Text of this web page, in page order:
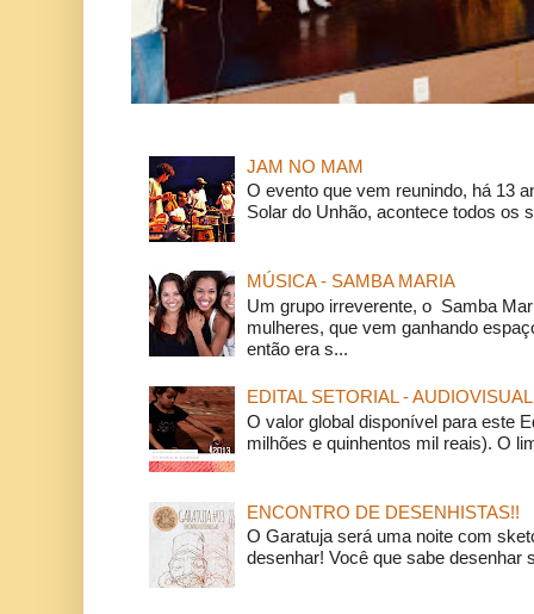
JAM NO MAM
O evento que vem reunindo, há 13
Solar do Unhão, acontece todos os
MÚSICA - SAMBA MARIA
Um grupo irreverente, o Samba
mulheres, que vem ganhando
então era s...
EDITAL SETORIAL - AUDIOVISUAL
O valor global disponível para este
milhões e quinhentos mil reais). O
ENCONTRO DE DESENHISTAS!!
O Garatuja será uma noite com
desenhar! Você que sabe desenhar